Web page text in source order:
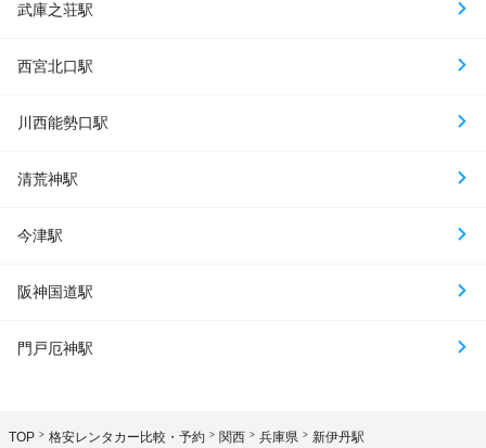
武庫之荘駅
西宮北口駅
川西能勢口駅
清荒神駅
今津駅
阪神国道駅
門戸厄神駅
TOP 格安レンタカー比較・予約 関西 兵庫県 新伊丹駅